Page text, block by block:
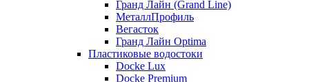
Гранд Лайн (Grand Line)
МеталлПрофиль
Вегасток
Гранд Лайн Optima
Пластиковые водостоки
Docke Lux
Docke Premium